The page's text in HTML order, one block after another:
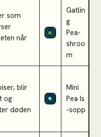
som
når
Gatlin
g
Pea-
shroo
m
blir
og
døden
Mini
Pea Is
-sopp